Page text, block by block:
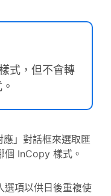
式，但不會轉
」對話框來選取匯
個 InCopy 樣式。
項以供日後重複使